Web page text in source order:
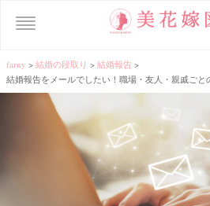
farny > 結婚の段取り > 結婚報告 >
結婚報告をメールでしたい！職場・友人・親戚ごと